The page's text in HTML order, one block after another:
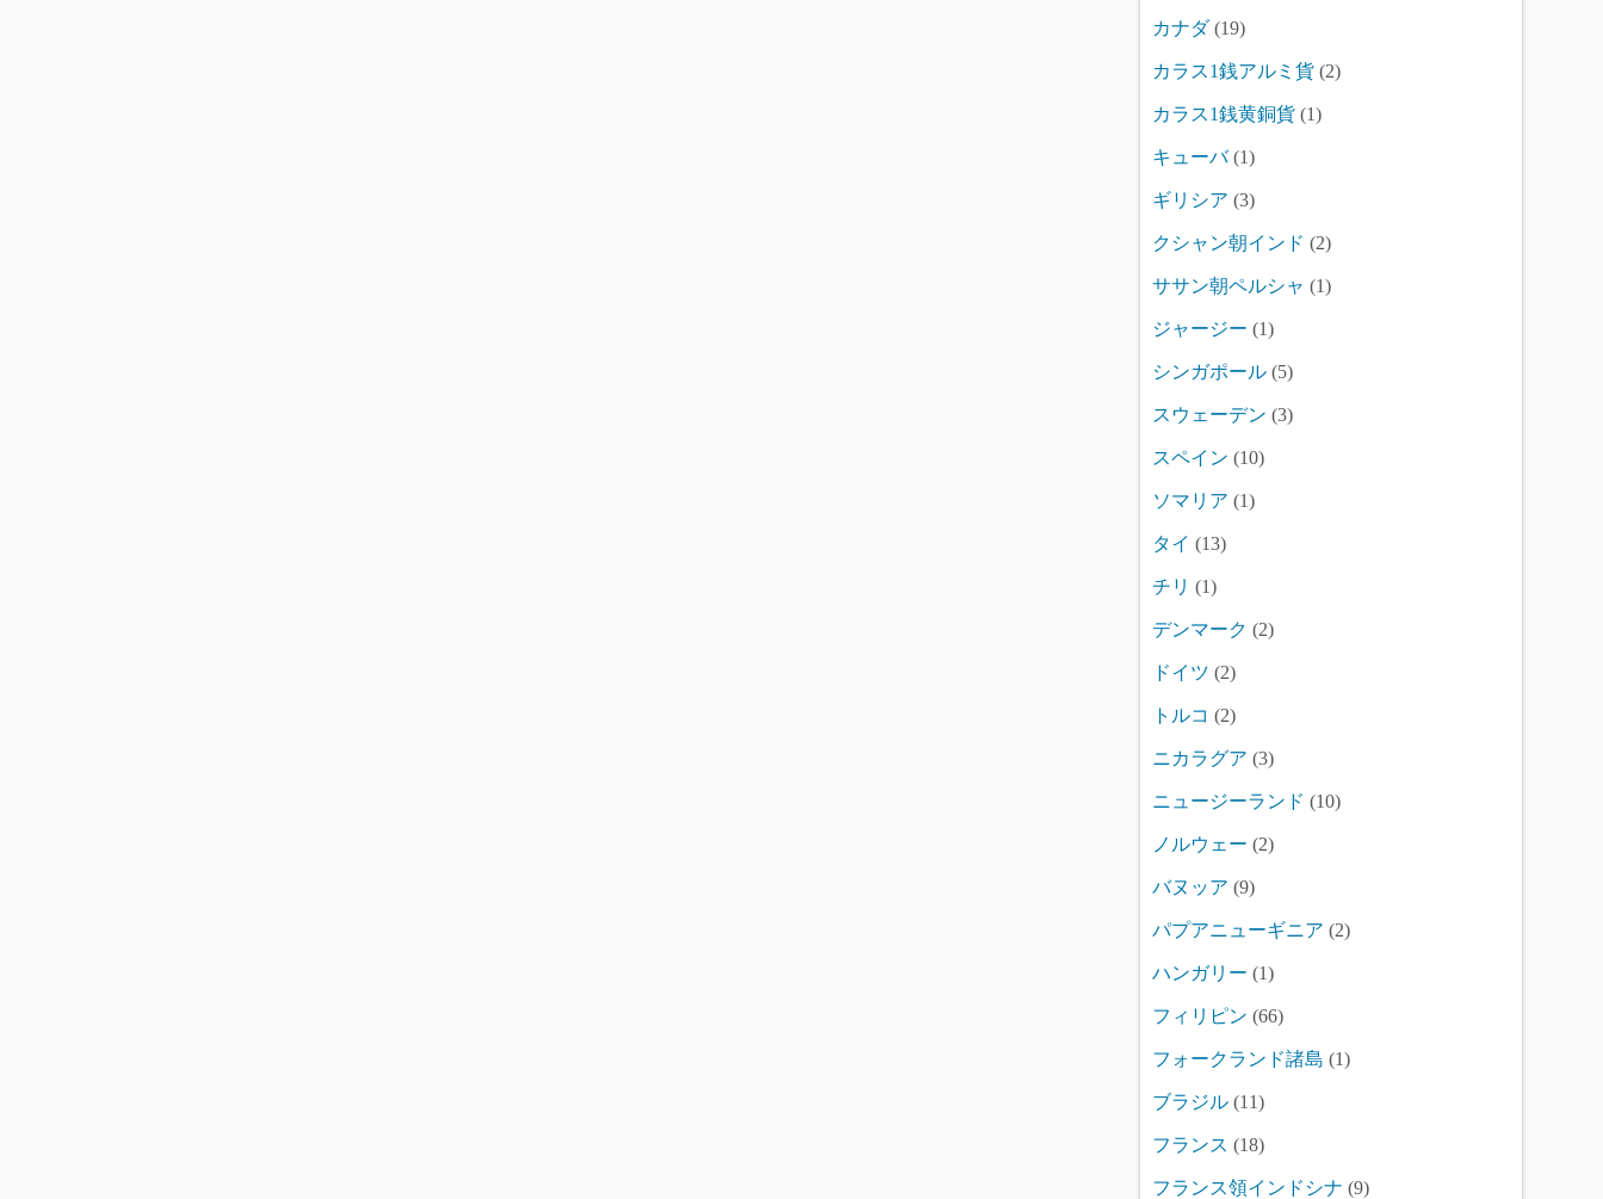
カナダ(19)
カラス1銭アルミ貨 (2)
カラス1銭黄銅貨 (1)
キューバ(1)
ギリシア (3)
クシャン朝インド (2)
ササン朝ペルシャ (1)
ジャージー (1)
シンガポール (5)
スウェーデン (3)
スペイン (10)
ソマリア (1)
タイ (13)
チリ (1)
デンマーク (2)
ドイツ (2)
トルコ (2)
ニカラグア (3)
ニュージーランド (10)
ノルウェー (2)
バヌッア (9)
パプアニューギニア (2)
ハンガリー (1)
フィリピン (66)
フォークランド諸島 (1)
ブラジル (11)
フランス (18)
フランス領インドシナ (9)